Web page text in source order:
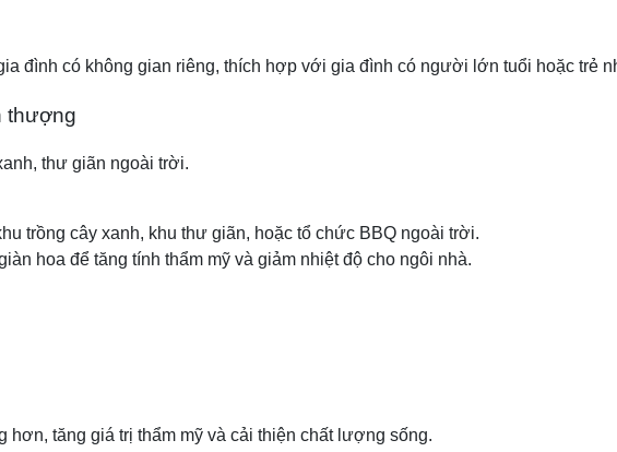
đình có không gian riêng, thích hợp với gia đình có người lớn tuổi hoặc trẻ
thượng
thư giãn ngoài trời.
trồng cây xanh, khu thư giãn, hoặc tổ chức BBQ ngoài trời.
hoa để tăng tính thẩm mỹ và giảm nhiệt độ cho ngôi nhà.
hơn, tăng giá trị thẩm mỹ và cải thiện chất lượng sống.